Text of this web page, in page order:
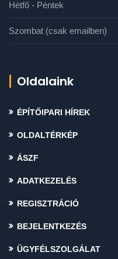
Hétfő - Péntek
Szombat (csak emailben)
Oldalaink
ÉPÍTŐIPARI HÍREK
OLDALTÉRKÉP
ÁSZF
ADATKEZELÉS
REGISZTRÁCIÓ
BEJELENTKEZÉS
ÜGYFÉLSZOLGÁLAT